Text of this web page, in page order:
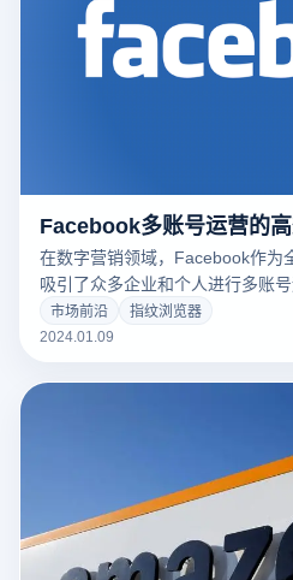
Facebook多账号运营的
在数字营销领域，Facebook作为
吸引了众多企业和个人进行多账
Facebook账号并不是一件简单的
Facebook多账号运营的高效管理
市场前沿
指纹浏览器
2024.01.09